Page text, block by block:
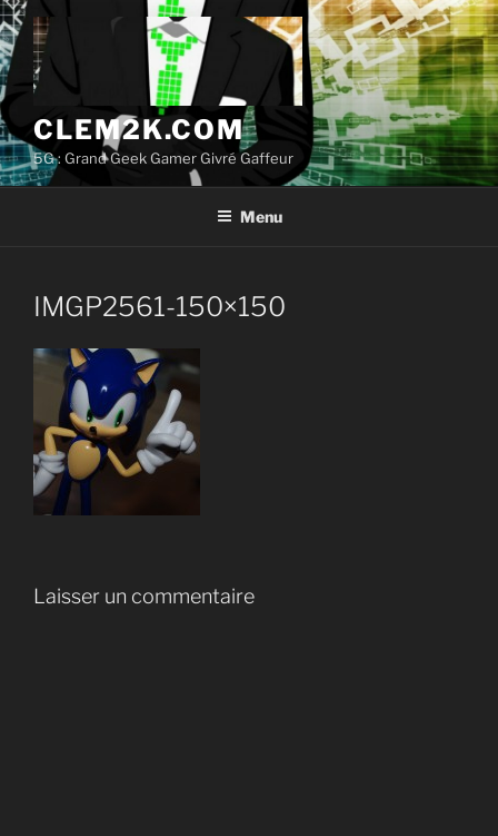
Aller
au
contenu
principal
CLEM2K.COM
5G : Grand Geek Gamer Givré Gaffeur
Menu
IMGP2561-150×150
Laisser un commentaire